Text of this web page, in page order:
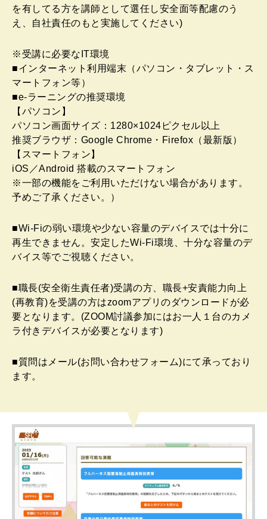
を有してる方を講師として選任し安全面等配慮のう
え、自社責任のもと実施してください)
※受講に必要なIT環境
■インターネット利用端末（パソコン・タブレット・ス
マートフォン等）
■e-ラーニングの推奨環境
【パソコン】
パソコン画面サイズ：1280×1024ピクセル以上
推奨ブラウザ：Google Chrome・Firefox（最新版）
【スマートフォン】
iOS／Android 搭載のスマートフォン
※一部の機能をご利用いただけない場合があります。
予めご了承ください。）
■Wi-Fiの弱い環境や少ない容量のデバイスでは十分に
再生できません。安定したWi-Fi環境、十分な容量のデ
バイス等でご視聴ください。
■職長(安全衛生責任者)受講の方、職長+安責能力向上
(再教育)を受講の方はzoomアプリのダウンロードが必
要となります。(ZOOM討議参加にはお一人１台のカメ
ラ付きデバイスが必要となります)
■質問はメール(お問い合わせフォーム)にて承っており
ます。